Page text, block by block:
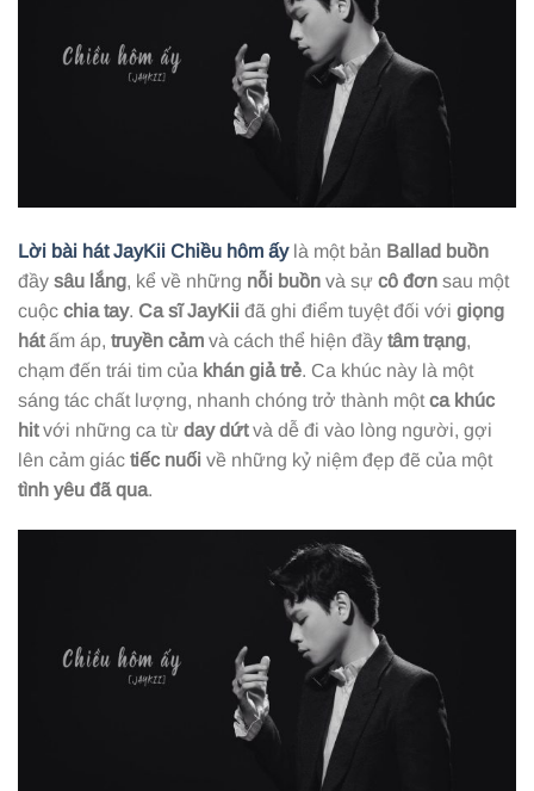
Lời bài hát JayKii Chiều hôm ấylà một bản Ballad buồn
đầy sâu lắng, kể về những nỗi buồn và sự cô đơn sau một
cuộc chia tay. Ca sĩ JayKii đã ghi điểm tuyệt đối với giọng
hátấm áp, truyền cảm và cách thể hiện đầy tâm trạng,
chạm đến trái tim của khán giả trẻ. Ca khúc này là một
sáng tác chất lượng, nhanh chóng trở thành một ca khúc
hitvới những ca từ day dứtvà dễ đi vào lòng người, gợi
lên cảm giác tiếc nuối về những kỷ niệm đẹp đẽ của một
tình yêu đã qua.